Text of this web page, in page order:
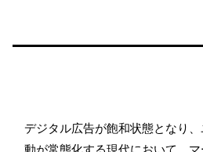
デジタル広告が飽和状態となり
動が常態化する現代において、